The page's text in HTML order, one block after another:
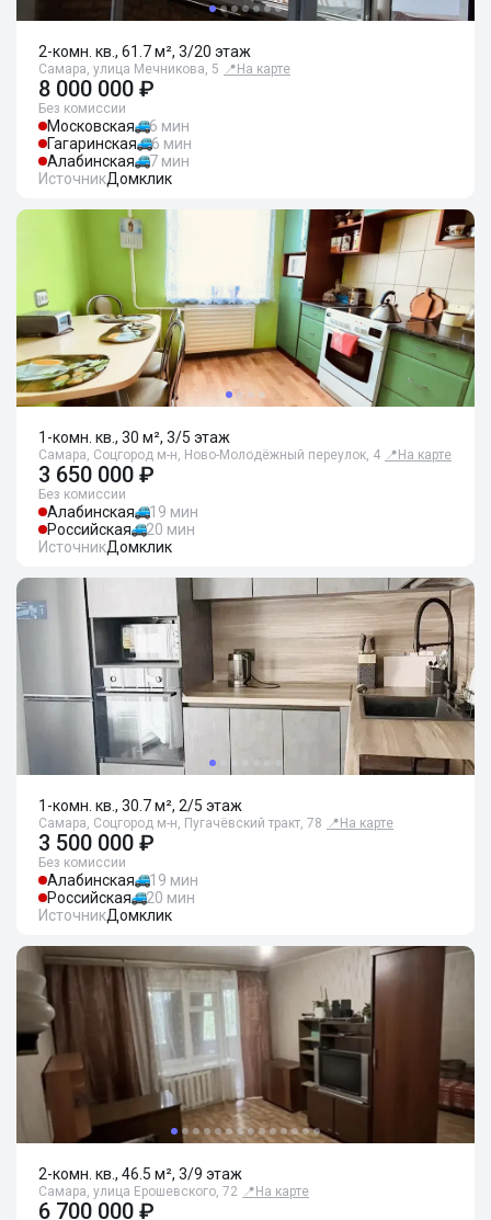
2-комн. кв., 61.7 м², 3/20 этаж
Самара, улица Мечникова, 5 📍 На карте
8 000 000 ₽
Без комиссии
Московская
6 мин
Гагаринская
6 мин
Алабинская
7 мин
ИсточникДомклик
1-комн. кв., 30 м², 3/5 этаж
Самара, Соцгород м-н, Ново-Молодёжный переулок, 4 📍 На карте
3 650 000 ₽
Без комиссии
Алабинская
19 мин
Российская
20 мин
ИсточникДомклик
1-комн. кв., 30.7 м², 2/5 этаж
Самара, Соцгород м-н, Пугачёвский тракт, 78 📍 На карте
3 500 000 ₽
Без комиссии
Алабинская
19 мин
Российская
20 мин
ИсточникДомклик
2-комн. кв., 46.5 м², 3/9 этаж
Самара, улица Ерошевского, 72 📍 На карте
6 700 000 ₽